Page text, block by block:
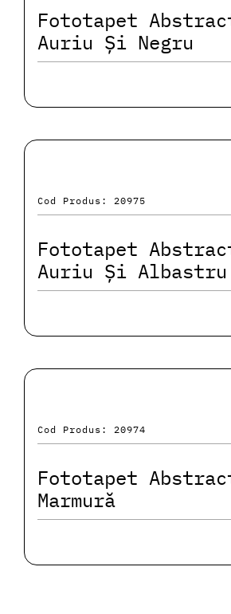
Fototapet
Auriu Și Negru
Cod Produs: 20975
Fototapet
Auriu Și Albastru
Cod Produs: 20974
Fototapet
Marmură